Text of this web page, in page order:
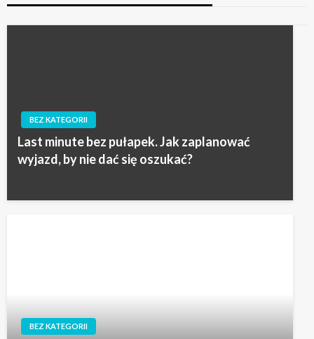
BEZ KATEGORII
Last minute bez pułapek. Jak zaplanować
wyjazd, by nie dać się oszukać?
BEZ KATEGORII